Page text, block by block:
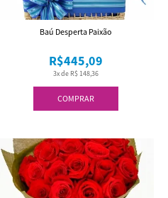
COMPRAR
3x de R$ 148,36
R$445,09
Baú Desperta Paixão